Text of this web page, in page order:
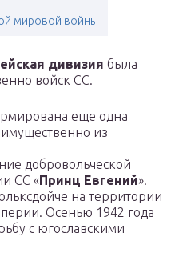
мировой войны
дивизия была
войск СС.
еще одна
из
добровольческой
СС «Принц Евгений».
на территории
Осенью 1942 года
с югославскими